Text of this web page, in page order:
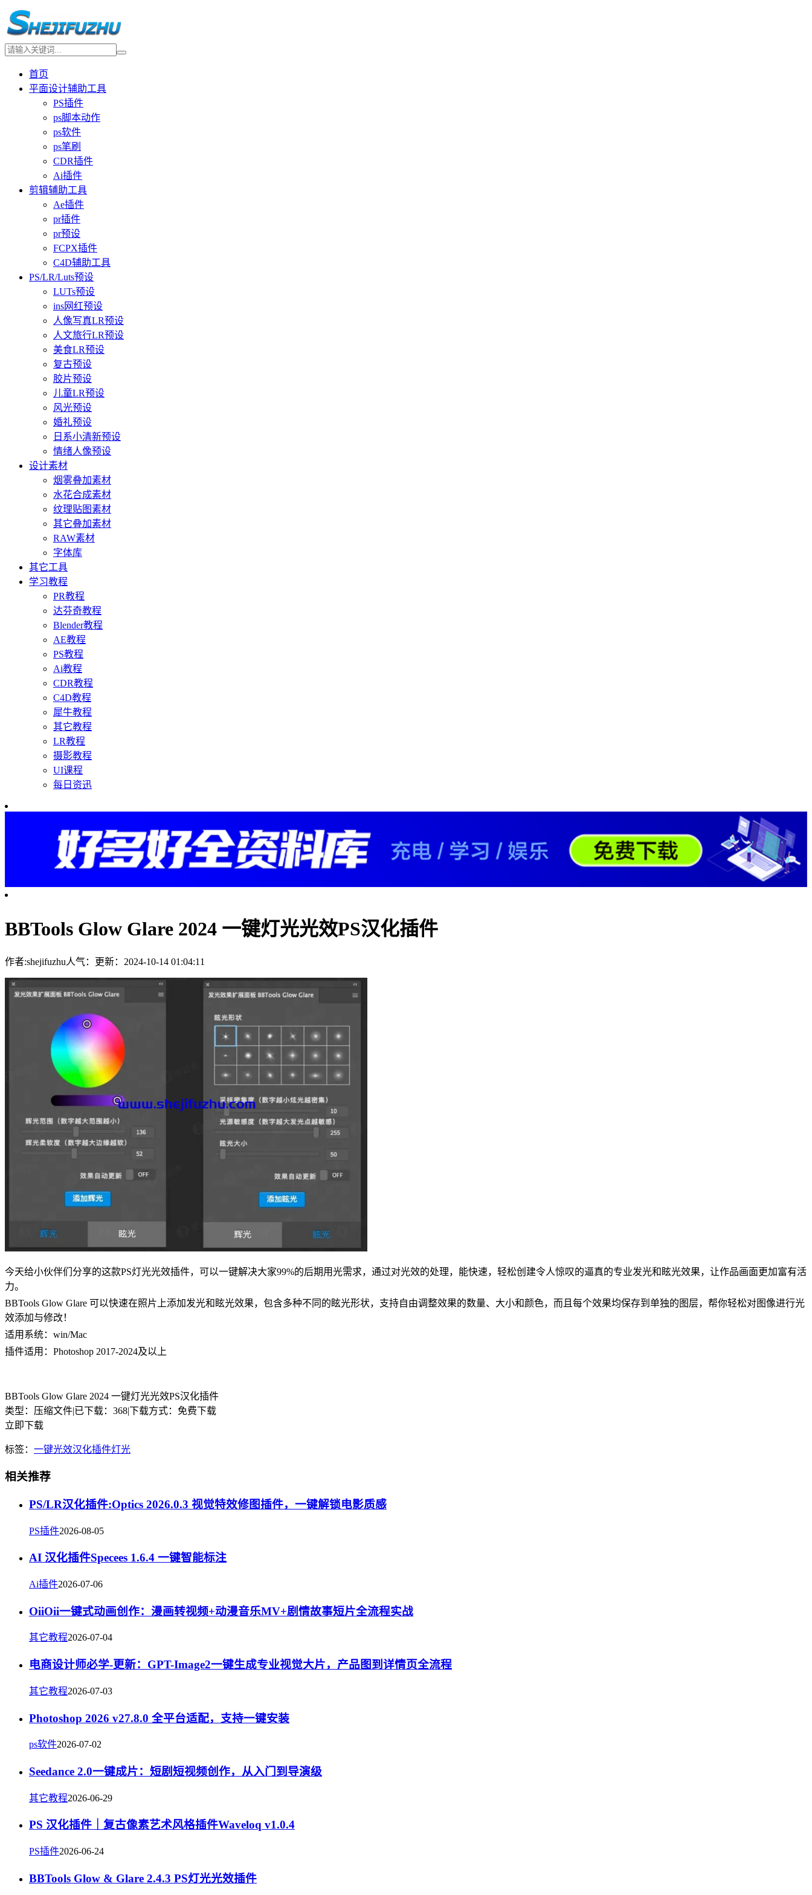
首页
平面设计辅助工具
PS插件
ps脚本动作
ps软件
ps笔刷
CDR插件
Ai插件
剪辑辅助工具
Ae插件
pr插件
pr预设
FCPX插件
C4D辅助工具
PS/LR/Luts预设
LUTs预设
ins网红预设
人像写真LR预设
人文旅行LR预设
美食LR预设
复古预设
胶片预设
儿童LR预设
风光预设
婚礼预设
日系小清新预设
情绪人像预设
设计素材
烟雾叠加素材
水花合成素材
纹理贴图素材
其它叠加素材
RAW素材
字体库
其它工具
学习教程
PR教程
达芬奇教程
Blender教程
AE教程
PS教程
Ai教程
CDR教程
C4D教程
犀牛教程
其它教程
LR教程
摄影教程
UI课程
每日资迅
BBTools Glow Glare 2024 一键灯光光效PS汉化插件
作者:shejifuzhu人气： 更新：2024-10-14 01:04:11
今天给小伙伴们分享的这款PS灯光光效插件，可以一键解决大家99%的后期用光需求，通过对光效的处理，能快速，轻松创建令人惊叹的逼真的专业发光和眩光效果，让作品画面更加富有活
力。
BBTools Glow Glare 可以快速在照片上添加发光和眩光效果，包含多种不同的眩光形状，支持自由调整效果的数量、大小和颜色，而且每个效果均保存到单独的图层，帮你轻松对图像进行光
效添加与修改！
适用系统：win/Mac
插件适用：Photoshop 2017-2024及以上
BBTools Glow Glare 2024 一键灯光光效PS汉化插件
类型：压缩文件|已下载：368|下载方式：免费下载
立即下载
标签： 一键光效汉化插件灯光
相关推荐
PS/LR汉化插件:Optics 2026.0.3 视觉特效修图插件，一键解锁电影质感
PS插件2026-08-05
AI 汉化插件Specees 1.6.4 一键智能标注
Ai插件2026-07-06
OiiOii一键式动画创作：漫画转视频+动漫音乐MV+剧情故事短片全流程实战
其它教程2026-07-04
电商设计师必学-更新：GPT-Image2一键生成专业视觉大片，产品图到详情页全流程
其它教程2026-07-03
Photoshop 2026 v27.8.0 全平台适配，支持一键安装
ps软件2026-07-02
Seedance 2.0一键成片：短剧短视频创作，从入门到导演级
其它教程2026-06-29
PS 汉化插件｜复古像素艺术风格插件Waveloq v1.0.4
PS插件2026-06-24
BBTools Glow & Glare 2.4.3 PS灯光光效插件